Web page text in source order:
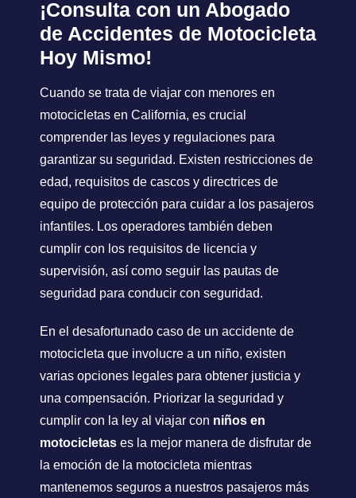
¡Consulta con un Abogado
de Accidentes de Motocicleta
Hoy Mismo!
Cuando se trata de viajar con menores en
motocicletas en California, es crucial
comprender las leyes y regulaciones para
garantizar su seguridad. Existen restricciones de
edad, requisitos de cascos y directrices de
equipo de protección para cuidar a los pasajeros
infantiles. Los operadores también deben
cumplir con los requisitos de licencia y
supervisión, así como seguir las pautas de
seguridad para conducir con seguridad.
En el desafortunado caso de un accidente de
motocicleta que involucre a un niño, existen
varias opciones legales para obtener justicia y
una compensación. Priorizar la seguridad y
cumplir con la ley al viajar con niños en
motocicletas es la mejor manera de disfrutar de
la emoción de la motocicleta mientras
mantenemos seguros a nuestros pasajeros más